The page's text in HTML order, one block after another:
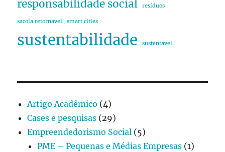
responsabilidade social resíduos
sacola retornavel smart cities
sustentabilidade sustentavel
Artigo Acadêmico (4)
Cases e pesquisas (29)
Empreendedorismo Social (5)
PME – Pequenas e Médias Empresas (1)